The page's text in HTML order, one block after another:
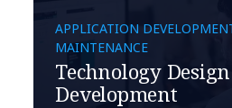
APPLICATION
MAINTENANCE
Technology
Development